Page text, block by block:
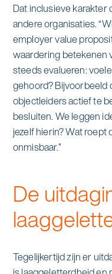
Dat inclusieve karakter
andere organisaties.
employer value
waardering betekenen
steeds evalueren:
gehoord? Bijvoorbeeld
objectleiders actief te
besluiten. We leggen
jezelf hierin? Wat roept
onmisbaar.”
De
Tegelijkertijd zijn er